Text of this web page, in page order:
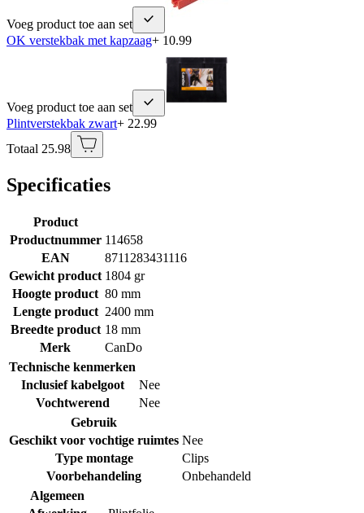
Voeg product toe aan set
OK verstekbak met kapzaag+ 10.99
Voeg product toe aan set
Plintverstekbak zwart+ 22.99
Totaal 25.98
Specificaties
Product
Productnummer 114658
EAN
8711283431116
Gewicht product 1804 gr
Hoogte product 80 mm
Lengte product 2400 mm
Breedte product 18 mm
Merk
CanDo
Technische kenmerken
Inclusief kabelgoot
Nee
Vochtwerend
Nee
Gebruik
Geschikt voor vochtige ruimtes Nee
Type montage
Clips
Voorbehandeling
Onbehandeld
Algemeen